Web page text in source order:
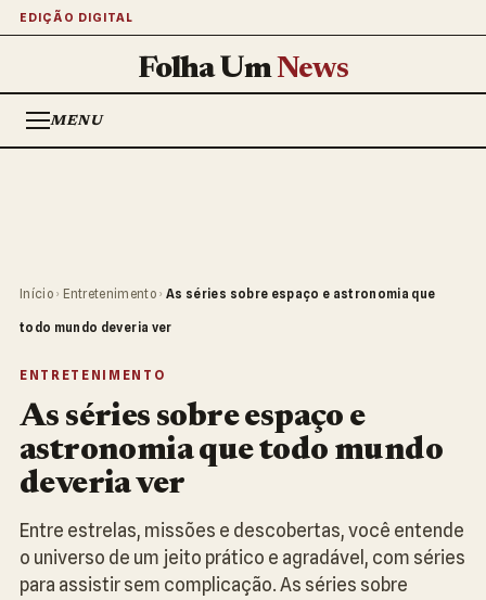
EDIÇÃO DIGITAL
Folha UmNews
MENU
Início › Entretenimento › As séries sobre espaço e astronomia que
todo mundo deveria ver
ENTRETENIMENTO
As séries sobre espaço e
astronomia que todo mundo
deveria ver
Entre estrelas, missões e descobertas, você entende
o universo de um jeito prático e agradável, com séries
para assistir sem complicação. As séries sobre